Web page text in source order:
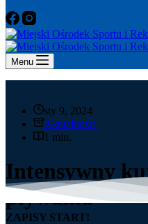
Menu
sty 9, 2024
Aktualności
1 min.
Intensywny
pływania
ZAPISY START!